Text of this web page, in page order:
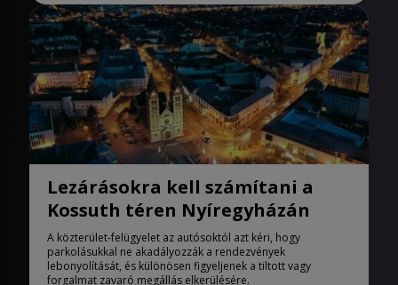
Lezárásokra kell számítani a
Kossuth téren Nyíregyházán
A közterület-felügyelet az autósoktól azt kéri, hogy
parkolásukkal ne akadályozzák a rendezvények
lebonyolítását, és különösen figyeljenek a tiltott vagy
forgalmat zavaró megállás elkerülésére.